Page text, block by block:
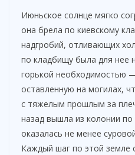
Июньское солнце мягко
она брела по киевскому
надгробий, отливающих
по кладбищу была для нее
горькой необходимостью
оставленную на могилах,
с тяжелым прошлым за
назад вышла из колонии
оказалась не менее
Каждый шаг по этой земле